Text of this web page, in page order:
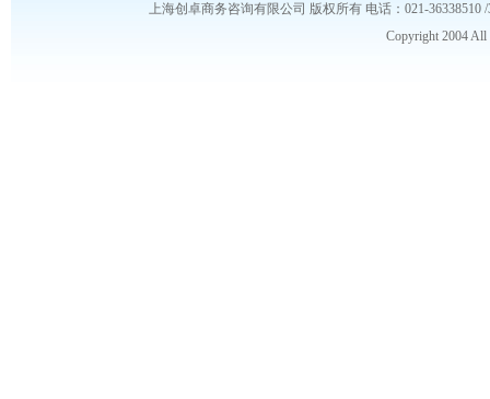
上海创卓商务咨询有限公司 版权所有 电话：021-36338510 /
Copyright 2004 All